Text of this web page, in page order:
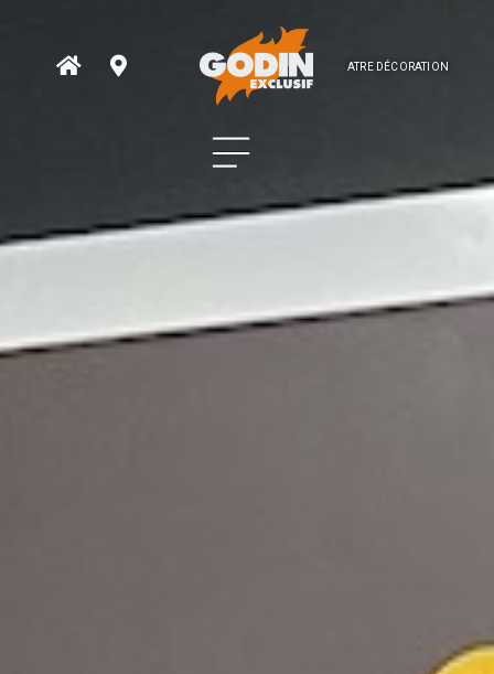
ATRE DÉCORATION